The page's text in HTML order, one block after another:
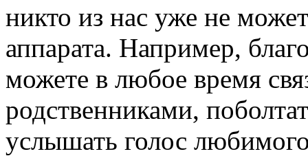
никто из нас уже не
аппарата. Например,
можете в любое время
родственниками,
услышать голос